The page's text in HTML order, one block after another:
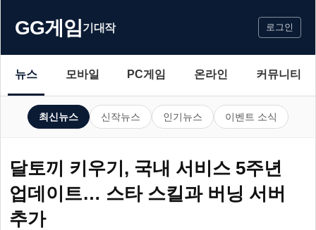
GG게임기대작 로그인
뉴스 모바일 PC게임 온라인 커뮤니티
최신뉴스 신작뉴스 인기뉴스 이벤트 소식
달토끼 키우기, 국내 서비스 5주년
업데이트… 스타 스킬과 버닝 서버
추가